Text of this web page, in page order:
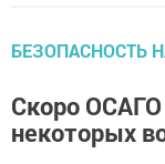
БЕЗОПАСНОСТЬ
Скоро
некоторых